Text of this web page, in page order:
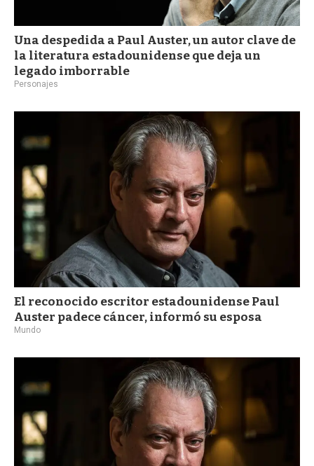
Una despedida a Paul Auster, un autor clave de
la literatura estadounidense que deja un
legado imborrable
Personajes
El reconocido escritor estadounidense Paul
Auster padece cáncer, informó su esposa
Mundo